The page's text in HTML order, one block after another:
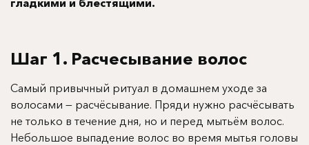
Шаг 1. Расчесывание волос
Самый привычный ритуал в домашнем уходе за
волосами — расчёсывание. Пряди нужно расчёсывать
не только в течение дня, но и перед мытьём волос.
Небольшое выпадение волос во время мытья головы